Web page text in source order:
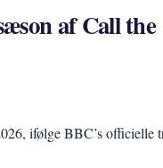
af Call the
ifølge BBC’s officielle